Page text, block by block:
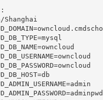
Shanghai